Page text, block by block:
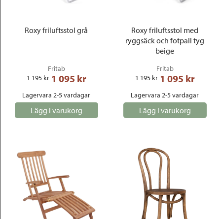
Roxy friluftsstol grå
Fritab
1 195 kr 1 095 kr
Lagervara 2-5 vardagar
Lägg i varukorg
Roxy friluftsstol med
ryggsäck och fotpall tyg
beige
Fritab
1 195 kr 1 095 kr
Lagervara 2-5 vardagar
Lägg i varukorg